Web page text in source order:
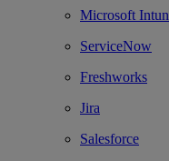
Microsoft
ServiceNow
Freshworks
Jira
Salesforce